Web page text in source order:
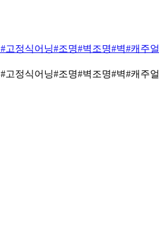
#고정식어닝#조명#벽조명#벽#캐주얼
#고정식어닝#조명#벽조명#벽#캐주얼